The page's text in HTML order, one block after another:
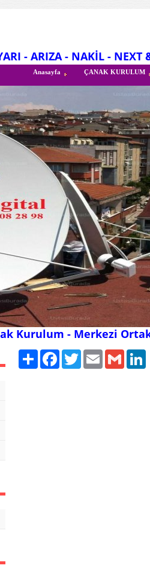
- ARIZA - NAKİL - NEXT
Anasayfa ÇANAK KURULUM
Kurulum - Merkezi
Paylaş FacebookTwitter Email Gmail